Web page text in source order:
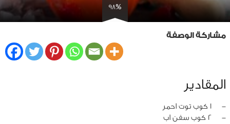
98%
مشاركة الوصفة
المقادير
‏-
1 كوب توت احمر
‏-
2 كوب سفن اب